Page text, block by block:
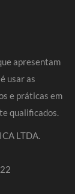
apresentam
usar as
e práticas em
qualificados.
LTDA.